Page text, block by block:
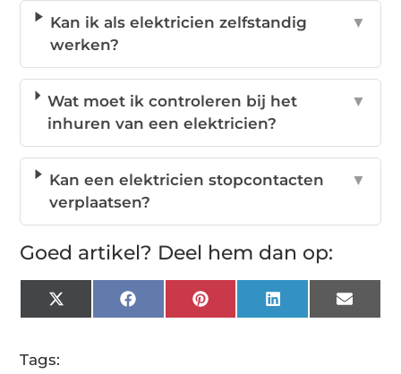
Kan ik als elektricien zelfstandig
werken?
▼
Wat moet ik controleren bij het
inhuren van een elektricien?
▼
Kan een elektricien stopcontacten
verplaatsen?
▼
Goed artikel? Deel hem dan op:
X
(Twitter)
FacebookPinterestLinkedInEmail
Tags: